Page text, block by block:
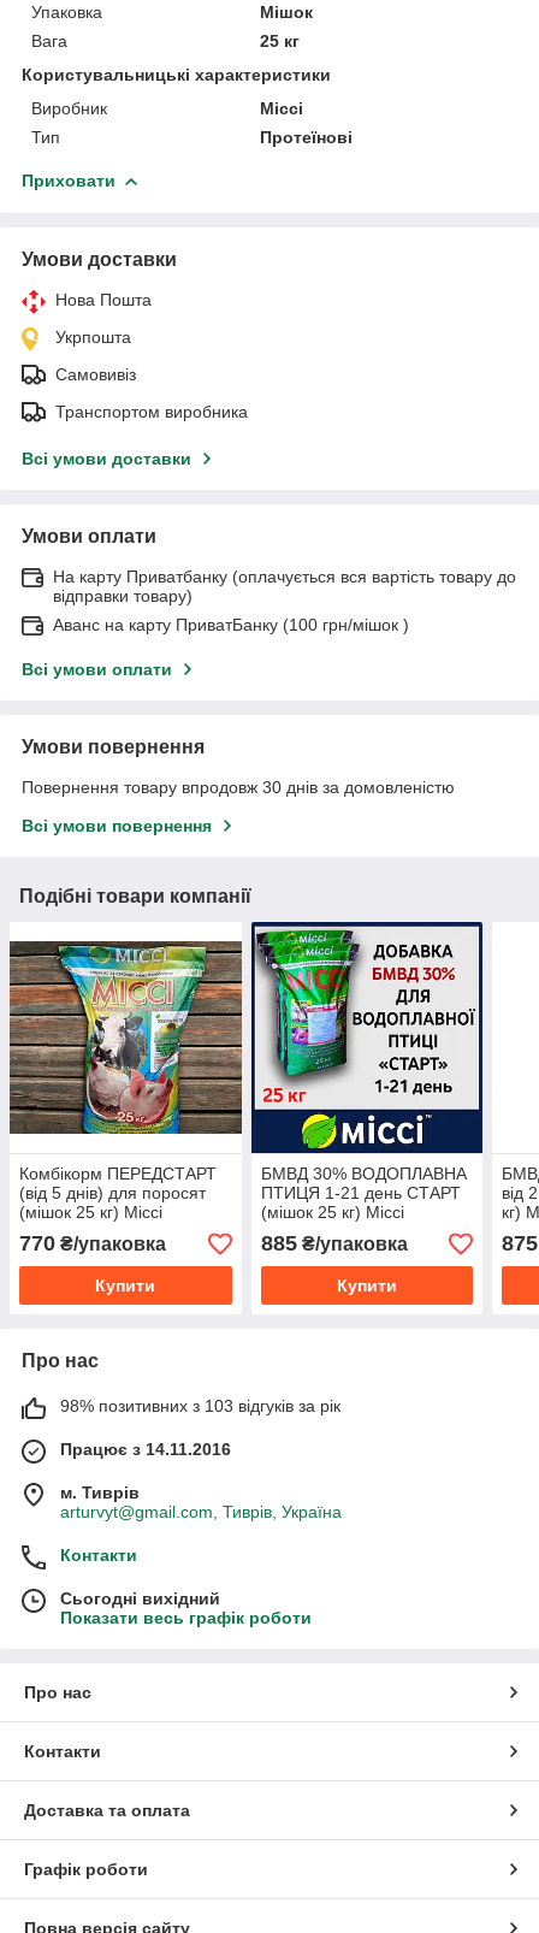
Упаковка
Мішок
Вага
25 кг
Користувальницькі характеристики
Виробник
Міссі
Тип
Протеїнові
Приховати
Умови доставки
Нова Пошта
Укрпошта
Самовивіз
Транспортом виробника
Всі умови доставки
Умови оплати
На карту Приватбанку (оплачується вся вартість товару до
відправки товару)
Аванс на карту ПриватБанку (100 грн/мішок )
Всі умови оплати
Умови повернення
Повернення товару впродовж 30 днів за домовленістю
Всі умови повернення
Подібні товари компанії
Комбікорм ПЕРЕДСТАРТ
(від 5 днів) для поросят
(мішок 25 кг) Міссі
770 ₴/упаковка
Купити
БМВД 30% ВОДОПЛАВНА
ПТИЦЯ 1-21 день СТАРТ
(мішок 25 кг) Міссі
885₴/упаковка
Купити
від
кг)
875
Про нас
98% позитивних з 103 відгуків за рік
Працює з 14.11.2016
м. Тиврів
arturvyt@gmail.com, Тиврів, Україна
Контакти
Сьогодні вихідний
Показати весь графік роботи
Про нас
Контакти
Доставка та оплата
Графік роботи
Повна версія сайту